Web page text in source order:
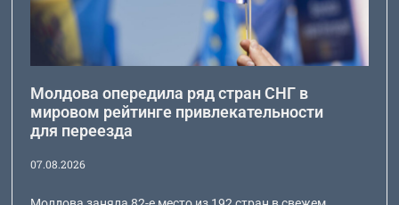
Молдова опередила ряд стран СНГ в
мировом рейтинге привлекательности
для переезда
07.08.2026